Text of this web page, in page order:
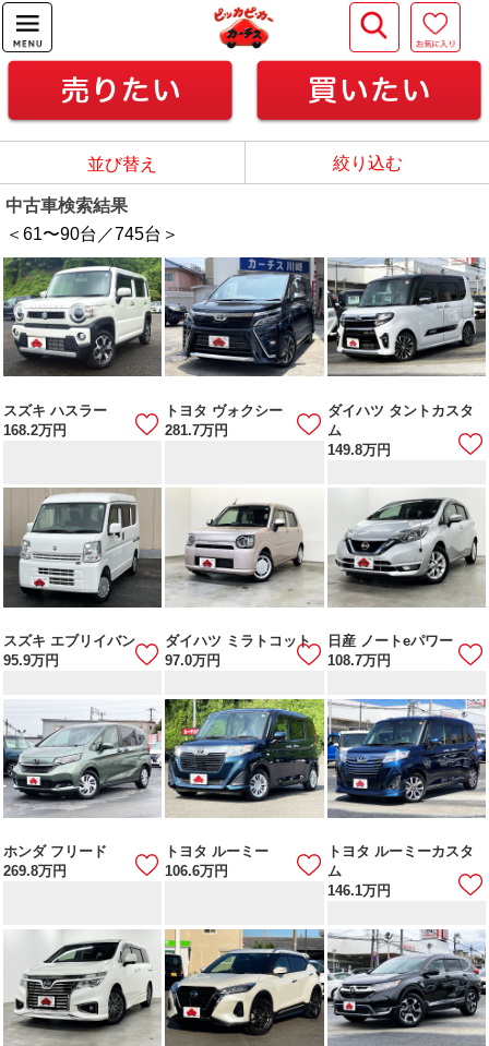
並び替え 絞り込む
中古車検索結果
＜61〜90台／745台＞
スズキ ハスラー
168.2万円
トヨタ ヴォクシー
281.7万円
ダイハツ タントカスタ
ム
149.8万円
スズキ エブリイバン
95.9万円
ダイハツ ミラトコット
97.0万円
日産 ノートeパワー
108.7万円
ホンダ フリード
269.8万円
トヨタ ルーミー
106.6万円
トヨタ ルーミーカスタ
ム
146.1万円